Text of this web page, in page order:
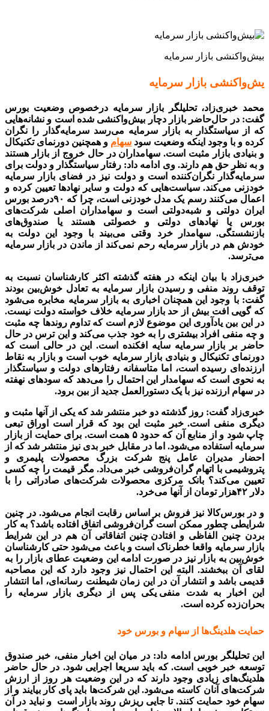
بیش‌واکنشی بازار سرمایه
یش‌واکنشی بازار سرمایه
محمد خبری‌زاد، تحلیلگر بازار سرمایه درخصوص وضعیت بورس
گفت: در حال‌حاضر بازار دچار بیش‌واکنشی شده است و نشانه‌هایی
که از سیاستگذار به بازار سرمایه می‌رسد سرمایه‌گذار را نگران
کرده و با وجود اینکه وضعیت سود سهام و همچنین دورنمای تکنیکال
و بنیادی بازار مثبت است. سهامداران در حال خروج از بازار هستند
و به نظر حق هم دارند. وی ادامه داد: رفتار سیاستگذار و دولت برای
سرمایه‌گذار نگران‌کننده است و دولت نیز در فضای بازار سرمایه
خودزنی می‌کند. سیاست‌هایی که دولت و سایر نهادها تعیین کرده و
اعمال می‌کنند رسم یک مدل خودزنی است، چرا که ۹۰‌درصد بورس
ایران دولتی و شبه‌دولتی است و سهامداران اصلی شرکت‌های
بورس یا نهادهای دولتی و خصولتی هستند یا صندوق‌های
بازنشستگی. سهامدار خرد وقتی می‌بیند با وجود این دولت به
خودش هم در بازار سرمایه رحم نمی‌‌‌کند از ماندن در بازار سرمایه
می‌ترسد.
خبری‌زاد با بیان اینکه در هفته گذشته اکثر کارشناسان نسبت به
توقف روند منفی و رسیدن بازار سرمایه به تعادل خوش‌بین بودند
گفت: با وجود این همچنان اخباری به بازار سرمایه مخابره می‌شود
که گویی افت بیش از حد بازار سرمایه خلاف خواسته دولت نیست.
در این بین یادآوری این موضوع لازم است که تداوم روندها چه مثبت
و چه منفی افراد بیشتری را به خود جذب می‌کند و این ترس در حال
حاضر بر بازار سرمایه سایه افکنده است. این در حالی است که
دورنمای تکنیکال و بنیادی بازار سرمایه خوب است و بازار به نقاط
ارزنده‌‌‌ای رسیده است، اما متاسفانه رفتارهای دولت و سیاستگذار
به نحوی است که سهامدار این احتمال را می‌دهد که سودهای نهفته
در سهام ارزنده نیز با یک دستورالعمل جدید از بین برود.
خبری‌‌‌زاد گفت: روز گذشته دو خبر منتشر شد که یکی از آنها مثبت و
دیگری منفی است. خبر مثبت این بود که قرار است اوراق تبعی
چاپ شود و از منابع آن که حدود ۵ همت است. برای حمایت از بازار
سرمایه استفاده می‌شود. اما در مقابل خبر بدی نیز منتشر شد .که از
احضار مدیران عامل پنج شرکت بزرگ محصولات پلیمری و
پتروشیمی با اتهام گران‌فروشی خبر می‌داد. مگر قیمت را چه کسی
تعیین می‌کند؟ بانک مرکزی محصولات شرکت‌های صادراتی را با
دلار ۴۲‌هزار تومان از آنها می‌خرد.
و در بورس‌کالا نیز فروش بر اساس رقابت انجام می‌شود. در چنین
شرایطی چطور ممکن است گران‌فروشی اتفاق افتاده باشد؟ به .کار
بردن چنین الفاظی و افتادن چنین اتفاقاتی آن هم در این شرایط
بازار سرمایه واقعا خطرناک است .و باعث می‌شود حتی کارشناسان
خوش‌بین به بازار نیز در صورت ادامه این وضعیت عطای بازار را به
لقای آن ببخشند. البته این احتمال نیز وجود دارد که این مصاحبه
قدیمی باشد و انتشار آن در این زمان .شیطنت رسانه‌‌‌ای، اما انتشار
این اخبار به شدت منفی .یکی پس از دیگری بازار سرمایه را
بحران‌زده کرده است.
حمایت هلدینگ‌ها از سهام و بورس خود
این تحلیلگر بورس ادامه داد: در میان این اخبار منفی، خبر صندوق
توسعه خبر خوبی است. که باید سریعا اجرایی شود. در حال حاضر
هلدینگ‌های زیادی وجود دارند که در این وضعیت هر روز از ارزش
شرکت‌های آنان کاسته می‌شود. این شرکت‌ها باید پای کار بیایند و از
سهام خود حمایت کنند. تا جایی ریزش روند بازار است و نباید در آن